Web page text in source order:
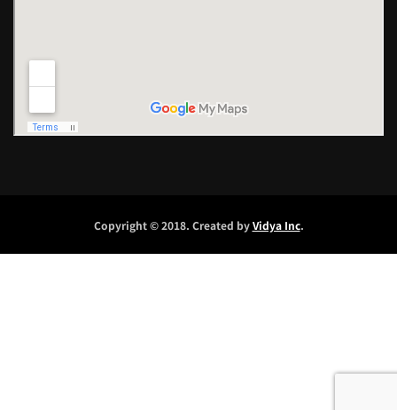
Copyright © 2018. Created byVidya Inc.